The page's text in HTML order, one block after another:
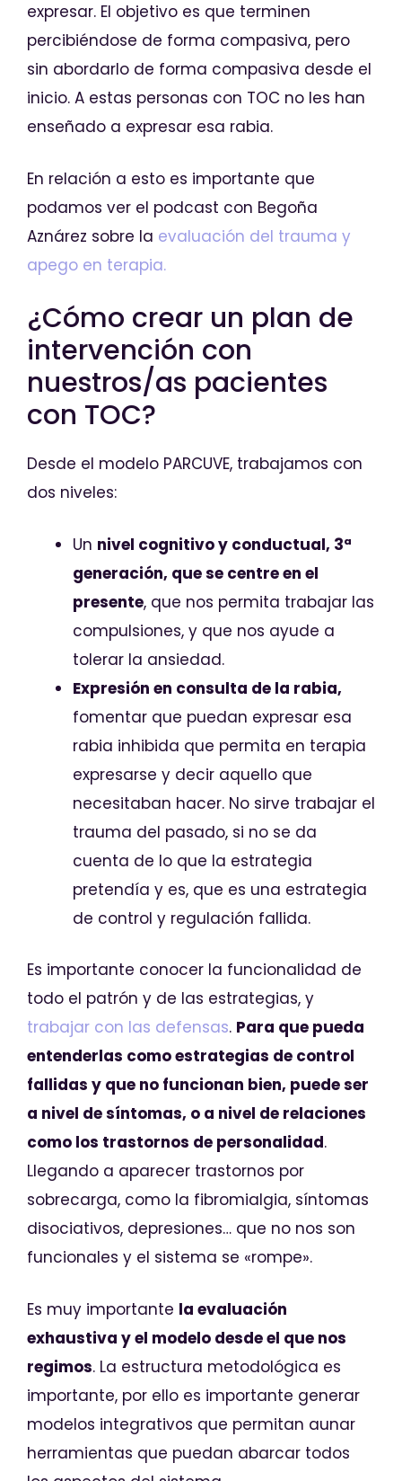
expresar. El objetivo es que terminen
percibiéndose de forma compasiva, pero
sin abordarlo de forma compasiva desde el
inicio. A estas personas con TOC no les han
enseñado a expresar esa rabia.
En relación a esto es importante que
podamos ver el podcast con Begoña
Aznárez sobre la evaluación del trauma y
apego en terapia.
¿Cómo crear un plan de
intervención con
nuestros/as pacientes
con TOC?
Desde el modelo PARCUVE, trabajamos con
dos niveles:
Un nivel cognitivo y conductual, 3ª
generación, que se centre en el
presente, que nos permita trabajar las
compulsiones, y que nos ayude a
tolerar la ansiedad.
Expresión en consulta de la rabia,
fomentar que puedan expresar esa
rabia inhibida que permita en terapia
expresarse y decir aquello que
necesitaban hacer. No sirve trabajar el
trauma del pasado, si no se da
cuenta de lo que la estrategia
pretendía y es, que es una estrategia
de control y regulación fallida.
Es importante conocer la funcionalidad de
todo el patrón y de las estrategias, y
trabajar con las defensas. Para que pueda
entenderlas como estrategias de control
fallidas y que no funcionan bien, puede ser
a nivel de síntomas, o a nivel de relaciones
como los trastornos de personalidad.
Llegando a aparecer trastornos por
sobrecarga, como la fibromialgia, síntomas
disociativos, depresiones… que no nos son
funcionales y el sistema se «rompe».
Es muy importante la evaluación
exhaustiva y el modelo desde el que nos
regimos. La estructura metodológica es
importante, por ello es importante generar
modelos integrativos que permitan aunar
herramientas que puedan abarcar todos